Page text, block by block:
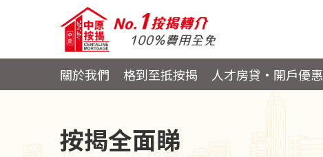
關於我們 格到至抵按揭 人才房貸・開戶優惠
按揭全面睇